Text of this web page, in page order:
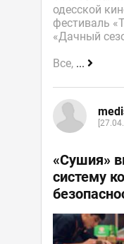
одесской
фестиваль
«Дачный
Все, ...
«Сушия»
систему